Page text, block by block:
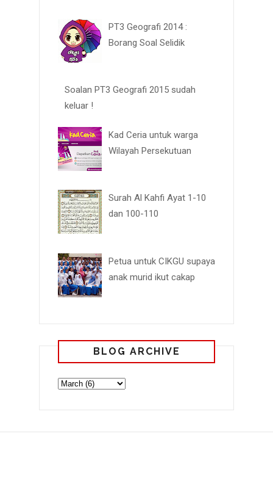
PT3 Geografi 2014 :
Borang Soal Selidik
Soalan PT3 Geografi 2015 sudah
keluar !
Kad Ceria untuk warga
Wilayah Persekutuan
Surah Al Kahfi Ayat 1-10
dan 100-110
Petua untuk CIKGU supaya
anak murid ikut cakap
BLOG ARCHIVE